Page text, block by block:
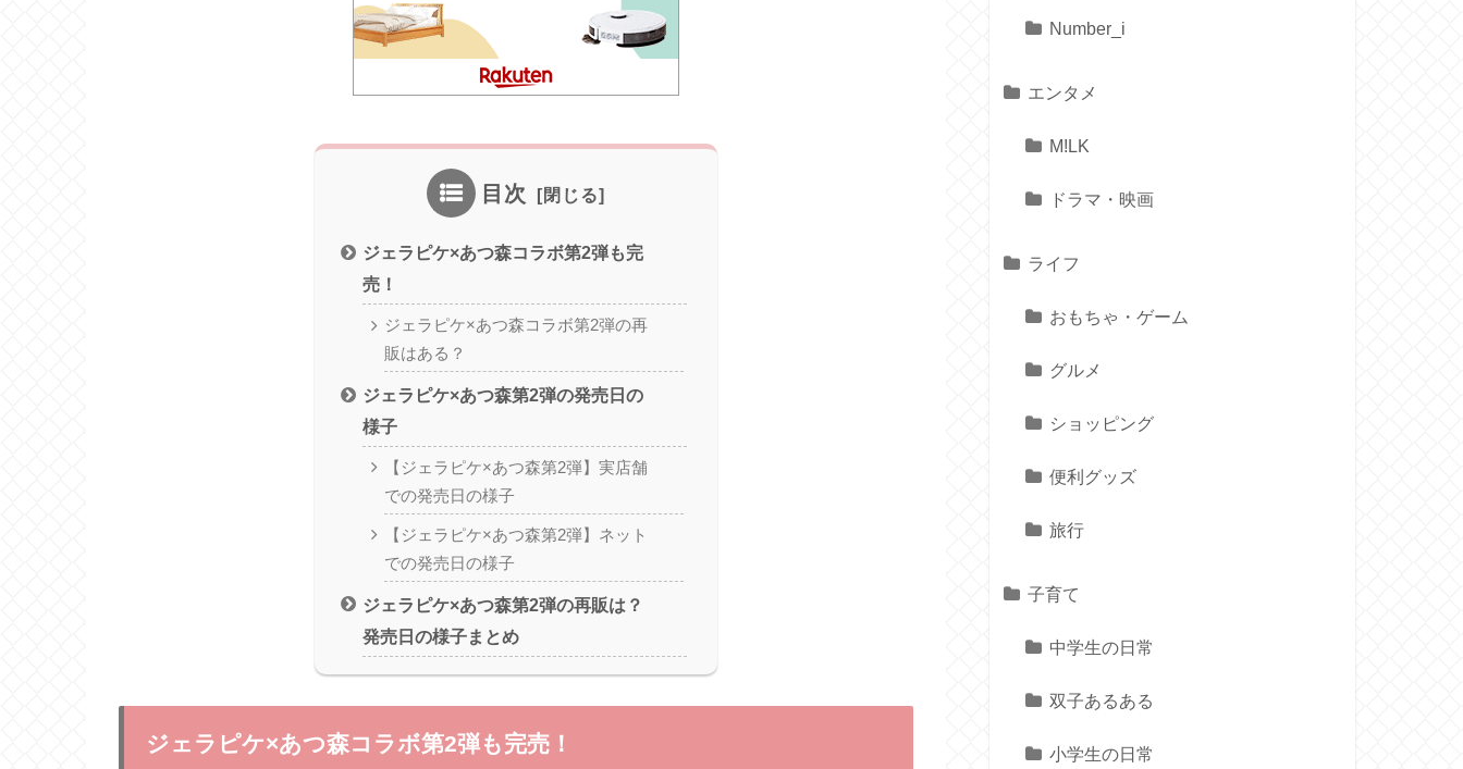
目次
ジェラピケ×あつ森コラボ第2弾も完
売！
ジェラピケ×あつ森コラボ第2弾の再
販はある？
ジェラピケ×あつ森第2弾の発売日の
様子
【ジェラピケ×あつ森第2弾】実店舗
での発売日の様子
【ジェラピケ×あつ森第2弾】ネット
での発売日の様子
ジェラピケ×あつ森第2弾の再販は？
発売日の様子まとめ
ジェラピケ×あつ森コラボ第2弾も完売！
Number_i
エンタメ
M!LK
ドラマ・映画
ライフ
おもちゃ・ゲーム
グルメ
ショッピング
便利グッズ
旅行
子育て
中学生の日常
双子あるある
小学生の日常